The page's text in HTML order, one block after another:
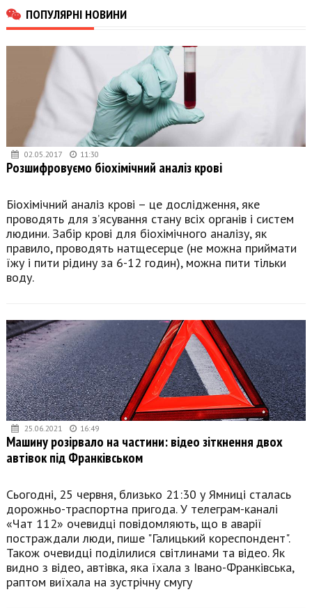
ПОПУЛЯРНІ НОВИНИ
02.05.2017 11:30
Розшифровуємо біохімічний аналіз крові
Біохімічний аналіз крові – це дослідження, яке
проводять для з’ясування стану всіх органів і систем
людини. Забір крові для біохімічного аналізу, як
правило, проводять натщесерце (не можна приймати
їжу і пити рідину за 6-12 годин), можна пити тільки
воду.
25.06.2021 16:49
Машину розірвало на частини: відео зіткнення двох
автівок під Франківськом
Сьогодні, 25 червня, близько 21:30 у Ямниці сталась
дорожньо-траспортна пригода. У телеграм-каналі
«Чат 112» очевидці повідомляють, що в аварії
постраждали люди, пише "Галицький кореспондент".
Також очевидці поділилися світлинами та відео. Як
видно з відео, автівка, яка їхала з Івано-Франківська,
раптом виїхала на зустрічну смугу